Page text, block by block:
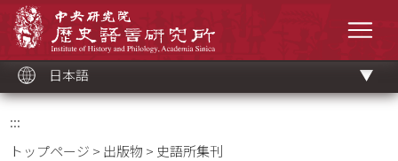
ッ
ク
日本語
:::
トップページ > 出版物 > 史語所集刊